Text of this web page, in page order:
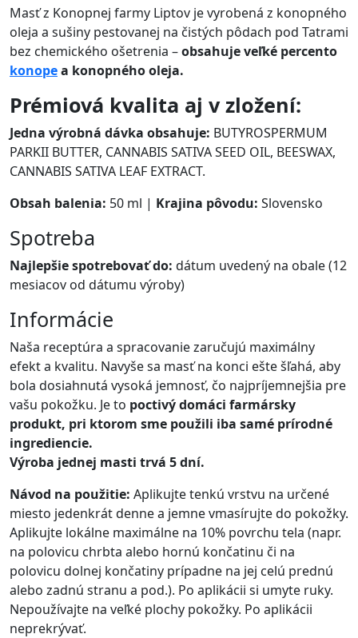
Masť z Konopnej farmy Liptov je vyrobená z konopného
oleja a sušiny pestovanej na čistých pôdach pod Tatrami
bez chemického ošetrenia –obsahuje veľké percento
konopea konopného oleja.
Prémiová kvalita aj v zložení:
Jedna výrobná dávka obsahuje: BUTYROSPERMUM
PARKII BUTTER, CANNABIS SATIVA SEED OIL, BEESWAX,
CANNABIS SATIVA LEAF EXTRACT.
Obsah balenia: 50 ml | Krajina pôvodu: Slovensko
Spotreba
Najlepšie spotrebovať do: dátum uvedený na obale (12
mesiacov od dátumu výroby)
Informácie
Naša receptúra a spracovanie zaručujú maximálny
efekt a kvalitu. Navyše sa masť na konci ešte šľahá, aby
bola dosiahnutá vysoká jemnosť, čo najpríjemnejšia pre
vašu pokožku. Je to poctivý domáci farmársky
produkt, pri ktorom sme použili iba samé prírodné
ingrediencie.
Výroba jednej masti trvá 5 dní.
Návod na použitie: Aplikujte tenkú vrstvu na určené
miesto jedenkrát denne a jemne vmasírujte do pokožky.
Aplikujte lokálne maximálne na 10% povrchu tela (napr.
na polovicu chrbta alebo hornú končatinu či na
polovicu dolnej končatiny prípadne na jej celú prednú
alebo zadnú stranu a pod.). Po aplikácii si umyte ruky.
Nepoužívajte na veľké plochy pokožky. Po aplikácii
neprekrývať.